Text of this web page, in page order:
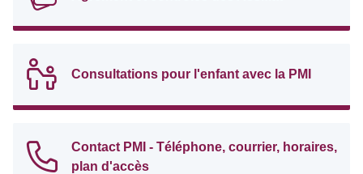
Consultations pour l'enfant avec la PMI
Contact PMI - Téléphone, courrier, horaires,
plan d'accès